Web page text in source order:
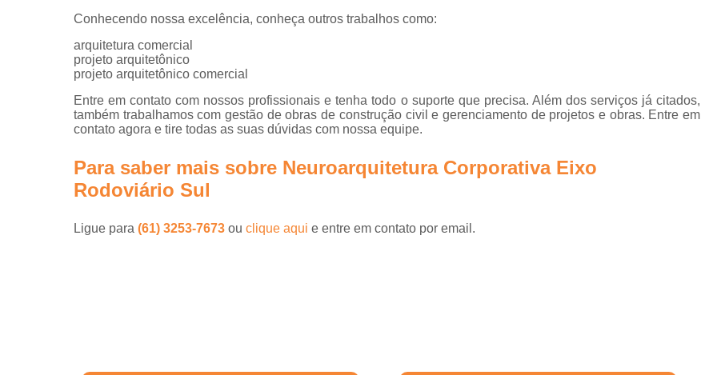
Arquitetura de Salas
Escritório
Escritório de Arquitetura
Escritório de Arquitetura
Projeto de Arquitetura Corporativa em São
Conhecendo nossa excelência, conheça outros trabalhos como:
arquitetura comercial
projeto arquitetônico
projeto arquitetônico comercial
Entre em contato com nossos profissionais e tenha todo o suporte que precisa. Além dos serviços já citados,
também trabalhamos com gestão de obras de construção civil e gerenciamento de projetos e obras. Entre em
contato agora e tire todas as suas dúvidas com nossa equipe.
Para saber mais sobre Neuroarquitetura Corporativa Eixo
Rodoviário Sul
Ligue para (61) 3253-7673 ou clique aqui e entre em contato por email.